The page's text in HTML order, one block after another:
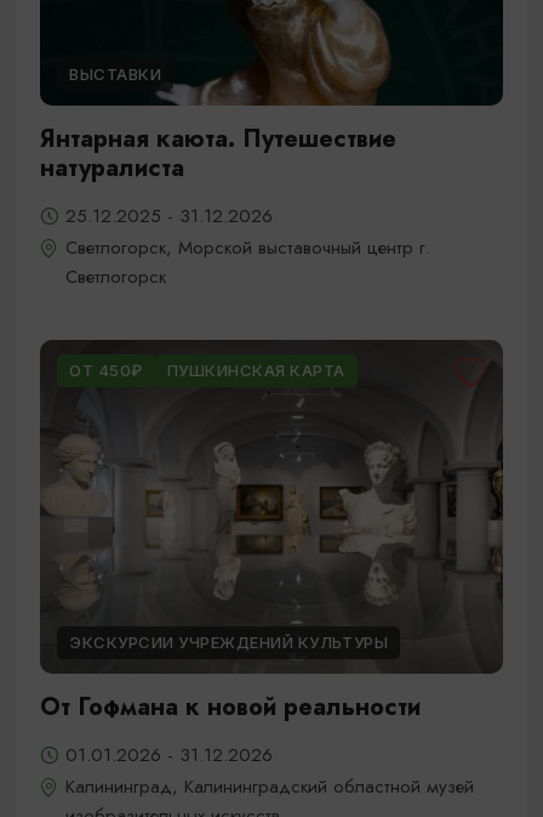
ВЫСТАВКИ
Янтарная каюта. Путешествие
натуралиста
25.12.2025 - 31.12.2026
Светлогорск, Морской выставочный центр г.
Светлогорск
ОТ 450₽ ПУШКИНСКАЯ КАРТА
ЭКСКУРСИИ УЧРЕЖДЕНИЙ КУЛЬТУРЫ
От Гофмана к новой реальности
01.01.2026 - 31.12.2026
Калининград, Калининградский областной музей